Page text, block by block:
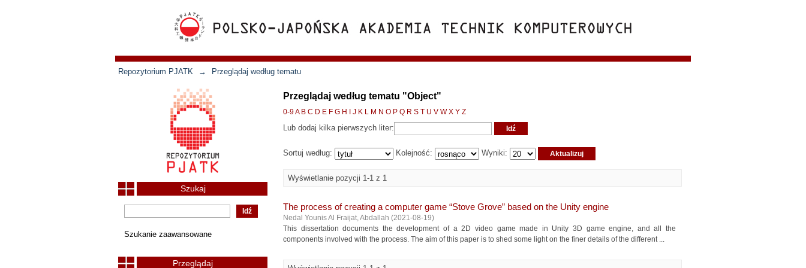
Repozytorium PJATK → Przeglądaj według tematu
Przeglądaj według tematu "Object"
0-9A B C D E F G H J K L M N O P Q R S T U V W X Y Z
Lub dodaj kilka pierwszych liter:
Sortuj według: Kolejność: Wyniki:
Wyświetlanie pozycji 1-1 z 1
The process of creating a computer game “Stove Grove” based on the Unity engine
Nedal Younis Al Fraijat, Abdallah (2021-08-19)
This dissertation documents the development of a 2D video game made in Unity 3D game engine, and all the
components involved with the process. The aim of this paper is to shed some light on the finer details of the different ...
Szukaj
Szukanie zaawansowane
Przeglądaj